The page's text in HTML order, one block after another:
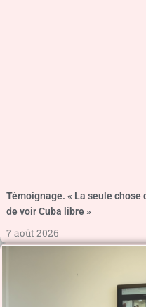
Témoignage. « La seule chose
de voir Cuba libre »
7 août 2026